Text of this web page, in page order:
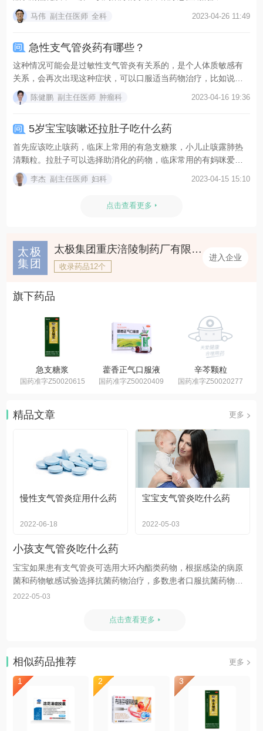
马伟 副主任医师 全科 2023-04-26 11:49
急性支气管炎药有哪些？
这种情况可能会是过敏性支气管炎有关系的，是个人体质敏感有
关系，会再次出现这种症状，可以口服适当药物治疗，比如说急
支...
陈健鹏 副主任医师 肿瘤科 2023-04-16 19:36
5岁宝宝咳嗽还拉肚子吃什么药
首先应该吃止咳药，临床上常用的有急支糖浆，小儿止咳露肺热
清颗粒。拉肚子可以选择助消化的药物，临床常用的有妈咪爱治
消...
李杰 副主任医师 妇科 2023-04-15 15:10
点击查看更多
太极
集团
太极集团重庆涪陵制药厂有限公司
收录药品12个
进入企业
旗下药品
急支糖浆
国药准字Z50020615
藿香正气口服液
国药准字Z50020409
辛芩颗粒
国药准字Z50020277
精品文章 更多
慢性支气管炎症用什么药
2022-06-18
宝宝支气管炎吃什么药
2022-05-03
小孩支气管炎吃什么药
宝宝如果患有支气管炎可选用大环内酯类药物，根据感染的病原
菌和药物敏感试验选择抗菌药物治疗，多数患者口服抗菌药物即
可，这种病一定不要拖延要及时治疗，在轻微的初期治愈相对简
2022-05-03
点击查看更多
相似药品推荐 更多
1 2 3